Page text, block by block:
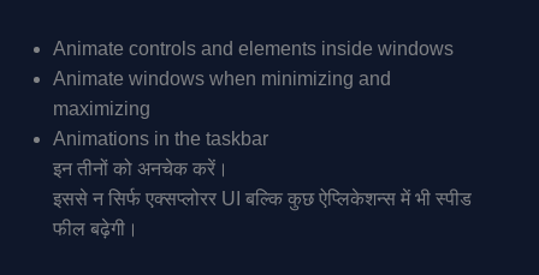
Animate controls and elements inside windows
Animate windows when minimizing and
maximizing
Animations in the taskbar
इन तीनों को अनचेक करें।
इससे न सिर्फ एक्सप्लोरर UI बल्कि कुछ ऐप्लिकेशन्स में भी स्पीड
फील बढ़ेगी।